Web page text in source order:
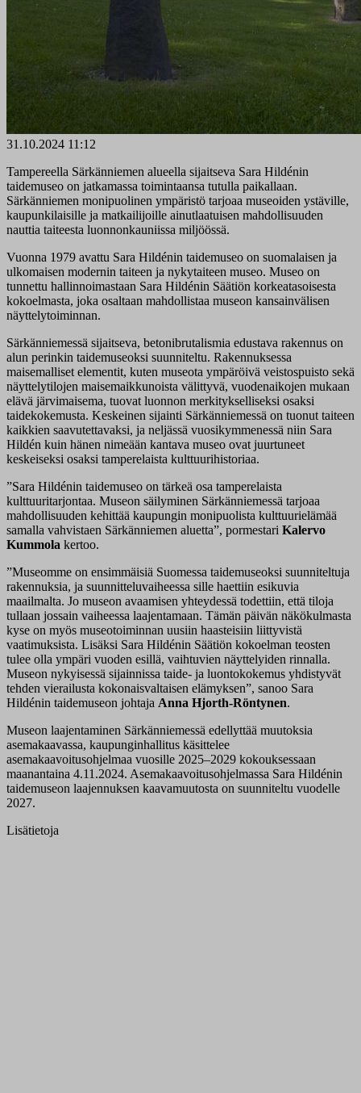
31.10.2024 11:12
Tampereella Särkänniemen alueella sijaitseva Sara Hildénin
taidemuseo on jatkamassa toimintaansa tutulla paikallaan.
Särkänniemen monipuolinen ympäristö tarjoaa museoiden ystäville,
kaupunkilaisille ja matkailijoille ainutlaatuisen mahdollisuuden
nauttia taiteesta luonnonkauniissa miljöössä.
Vuonna 1979 avattu Sara Hildénin taidemuseo on suomalaisen ja
ulkomaisen modernin taiteen ja nykytaiteen museo. Museo on
tunnettu hallinnoimastaan Sara Hildénin Säätiön korkeatasoisesta
kokoelmasta, joka osaltaan mahdollistaa museon kansainvälisen
näyttelytoiminnan.
Särkänniemessä sijaitseva, betonibrutalismia edustava rakennus on
alun perinkin taidemuseoksi suunniteltu. Rakennuksessa
maisemalliset elementit, kuten museota ympäröivä veistospuisto sekä
näyttelytilojen maisemaikkunoista välittyvä, vuodenaikojen mukaan
elävä järvimaisema, tuovat luonnon merkitykselliseksi osaksi
taidekokemusta. Keskeinen sijainti Särkänniemessä on tuonut taiteen
kaikkien saavutettavaksi, ja neljässä vuosikymmenessä niin Sara
Hildén kuin hänen nimeään kantava museo ovat juurtuneet
keskeiseksi osaksi tamperelaista kulttuurihistoriaa.
”Sara Hildénin taidemuseo on tärkeä osa tamperelaista
kulttuuritarjontaa. Museon säilyminen Särkänniemessä tarjoaa
mahdollisuuden kehittää kaupungin monipuolista kulttuurielämää
samalla vahvistaen Särkänniemen aluetta”, pormestari Kalervo
Kummola kertoo.
”Museomme on ensimmäisiä Suomessa taidemuseoksi suunniteltuja
rakennuksia, ja suunnitteluvaiheessa sille haettiin esikuvia
maailmalta. Jo museon avaamisen yhteydessä todettiin, että tiloja
tullaan jossain vaiheessa laajentamaan. Tämän päivän näkökulmasta
kyse on myös museotoiminnan uusiin haasteisiin liittyvistä
vaatimuksista. Lisäksi Sara Hildénin Säätiön kokoelman teosten
tulee olla ympäri vuoden esillä, vaihtuvien näyttelyiden rinnalla.
Museon nykyisessä sijainnissa taide- ja luontokokemus yhdistyvät
tehden vierailusta kokonaisvaltaisen elämyksen”, sanoo Sara
Hildénin taidemuseon johtaja Anna Hjorth-Röntynen.
Museon laajentaminen Särkänniemessä edellyttää muutoksia
asemakaavassa, kaupunginhallitus käsittelee
asemakaavoitusohjelmaa vuosille 2025–2029 kokouksessaan
maanantaina 4.11.2024. Asemakaavoitusohjelmassa Sara Hildénin
taidemuseon laajennuksen kaavamuutosta on suunniteltu vuodelle
2027.
Lisätietoja